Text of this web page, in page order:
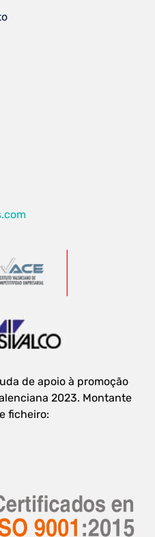
de apoio à promoção
2023. Montante
ficheiro: